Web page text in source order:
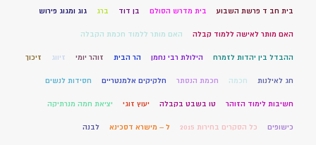
בית חב ד פרשת השבוע בית מדרש הסולם בן דוד ברג גוג ומגוג פירוש
האם מותר לאישה ללמוד קבלה האם מותר ללמוד חכמת הקבלה
ההבדל בין יהדות לזמרח הילולת רבי נחמן הר הבית זוהר יומי זיווג זיכוך
חג לאילנות חכמה חכמת הנסתר חלקיקים אלמנטריים חסידות לנשים
חשיבות לימוד הזוהר טו בשבט בקבלה יעוץ זוגי יציאת חמה מנרתיקה
כישופים כל הסקרים בחירות 2015 ל – מישרא דסכינא לבנה